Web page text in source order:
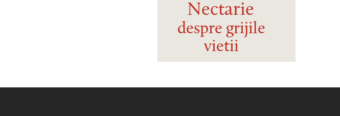
Nectarie
despre grijile
vietii